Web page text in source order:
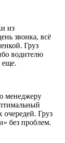
из
звонка, всё
Груз
водителю
еще.
менеджеру
очередей. Груз
без проблем.